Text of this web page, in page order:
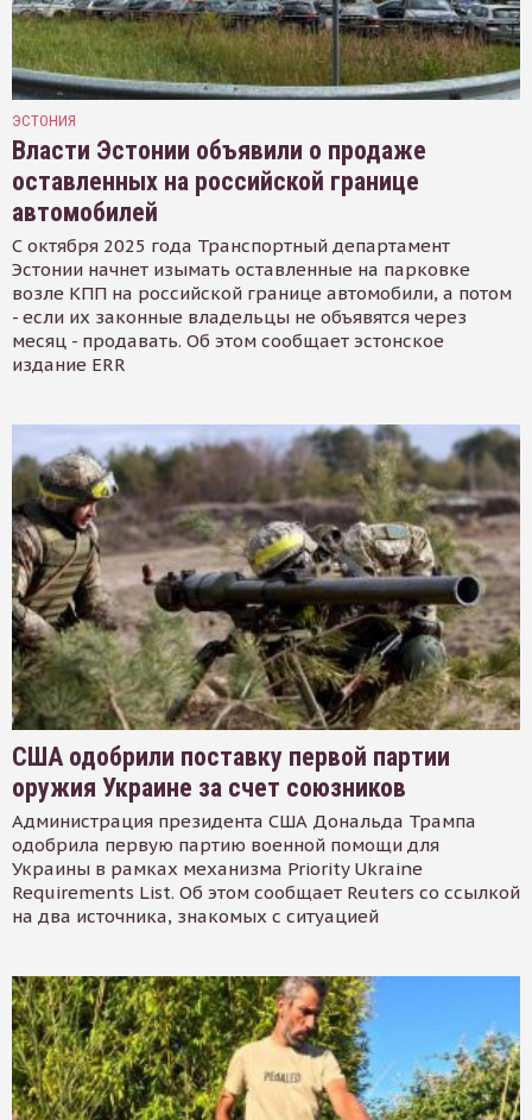
ЭСТОНИЯ
Власти Эстонии объявили о продаже
оставленных на российской границе
автомобилей
С октября 2025 года Транспортный департамент
Эстонии начнет изымать оставленные на парковке
возле КПП на российской границе автомобили, а потом
- если их законные владельцы не объявятся через
месяц - продавать. Об этом сообщает эстонское
издание ERR
США одобрили поставку первой партии
оружия Украине за счет союзников
Администрация президента США Дональда Трампа
одобрила первую партию военной помощи для
Украины в рамках механизма Priority Ukraine
Requirements List. Об этом сообщает Reuters со ссылкой
на два источника, знакомых с ситуацией